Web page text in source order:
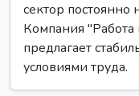
сектор постоянно
Компания "Работа
предлагает
условиями труда.